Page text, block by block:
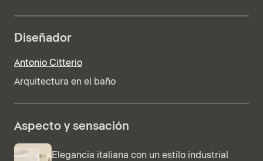
Diseñador
Antonio Citterio
Arquitectura en el baño
Aspecto y sensación
Elegancia italiana con un estilo industrial